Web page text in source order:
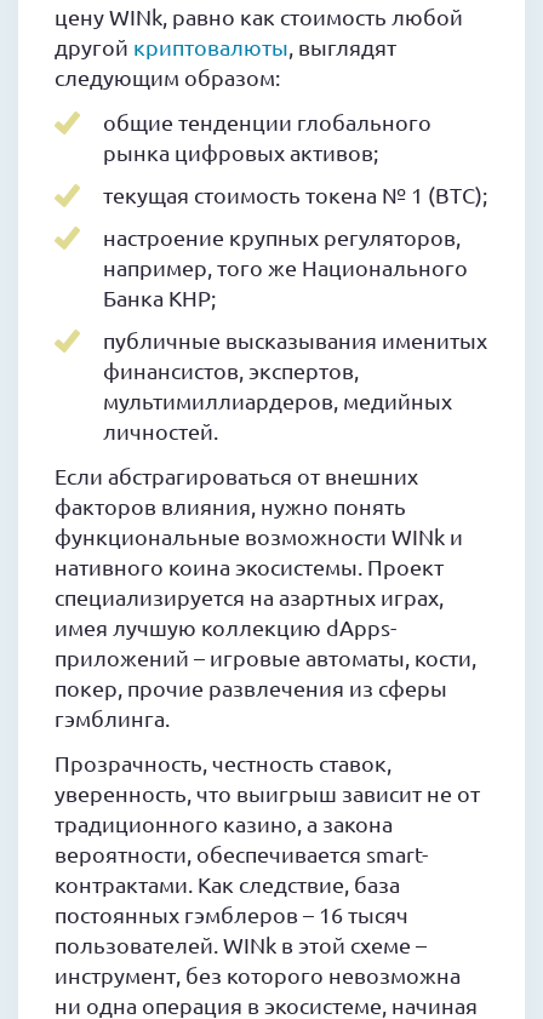
цену WINk, равно как стоимость любой
другой криптовалюты , выглядят
следующим образом:
общие тенденции глобального
рынка цифровых активов;
текущая стоимость токена № 1 (BTC);
настроение крупных регуляторов,
например, того же Национального
Банка КНР;
публичные высказывания именитых
финансистов, экспертов,
мультимиллиардеров, медийных
личностей.
Если абстрагироваться от внешних
факторов влияния, нужно понять
функциональные возможности WINk и
нативного коина экосистемы. Проект
специализируется на азартных играх,
имея лучшую коллекцию dApps-
приложений – игровые автоматы, кости,
покер, прочие развлечения из сферы
гэмблинга.
Прозрачность, честность ставок,
уверенность, что выигрыш зависит не от
традиционного казино, а закона
вероятности, обеспечивается smart-
контрактами. Как следствие, база
постоянных гэмблеров – 16 тысяч
пользователей. WINk в этой схеме –
инструмент, без которого невозможна
ни одна операция в экосистеме, начиная